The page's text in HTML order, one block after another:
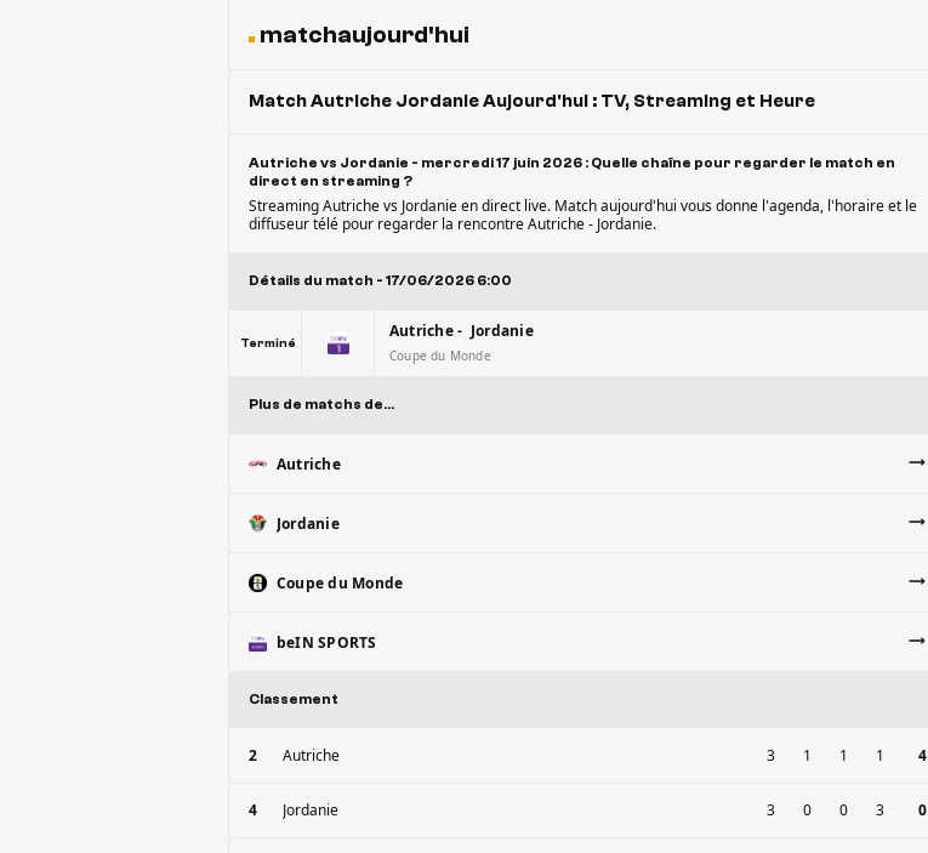
matchaujourd'hui
Match Autriche Jordanie Aujourd'hui : TV, Streaming et Heure
Autriche vs Jordanie - mercredi 17 juin 2026 : Quelle chaîne pour regarder le match en
direct en streaming ?
Streaming Autriche vs Jordanie en direct live. Match aujourd'hui vous donne l'agenda, l'horaire et le
diffuseur télé pour regarder la rencontre Autriche - Jordanie.
Détails du match - 17/06/2026 6:00
Terminé
Autriche - Jordanie
Coupe du Monde
Plus de matchs de...
Autriche
Jordanie
Coupe du Monde
beIN SPORTS
Classement
2 Autriche 3 1 1 1 4
4 Jordanie 3 0 0 3 0